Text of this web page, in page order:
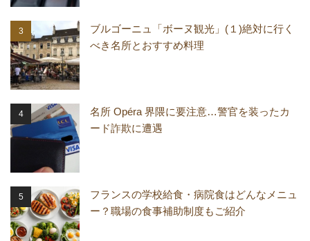
ブルゴーニュ「ボーヌ観光」(１)絶対に行く
べき名所とおすすめ料理
名所 Opéra 界隈に要注意…警官を装ったカ
ード詐欺に遭遇
フランスの学校給食・病院食はどんなメニュ
ー？職場の食事補助制度もご紹介